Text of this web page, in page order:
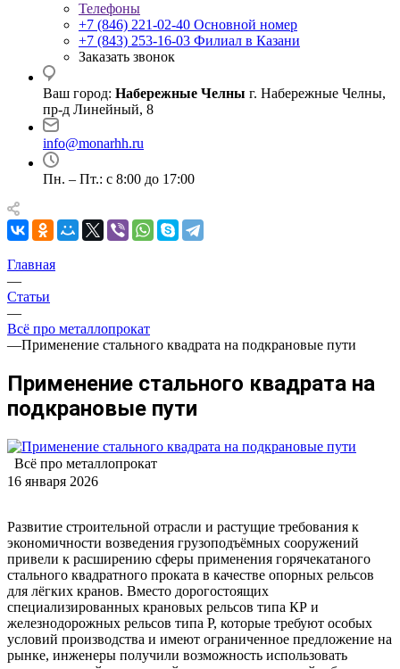
Телефоны
+7 (846) 221-02-40 Основной номер
+7 (843) 253-16-03 Филиал в Казани
Заказать звонок
Ваш город: Набережные Челны г. Набережные Челны,
пр-д Линейный, 8
info@monarhh.ru
Пн. – Пт.: с 8:00 до 17:00
Главная
—
Статьи
—
Всё про металлопрокат
—Применение стального квадрата на подкрановые пути
Применение стального квадрата на
подкрановые пути
Всё про металлопрокат
16 января 2026
Развитие строительной отрасли и растущие требования к
экономичности возведения грузоподъёмных сооружений
привели к расширению сферы применения горячекатаного
стального квадратного проката в качестве опорных рельсов
для лёгких кранов. Вместо дорогостоящих
специализированных крановых рельсов типа КР и
железнодорожных рельсов типа Р, которые требуют особых
условий производства и имеют ограниченное предложение на
рынке, инженеры получили возможность использовать